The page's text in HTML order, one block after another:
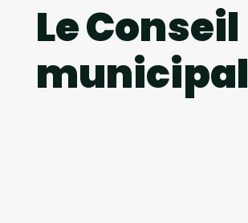
Le Conseil
municipal